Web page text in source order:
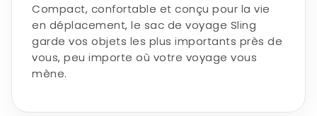
Compact, confortable et conçu pour la vie
en déplacement, le sac de voyage Sling
garde vos objets les plus importants près de
vous, peu importe où votre voyage vous
mène.